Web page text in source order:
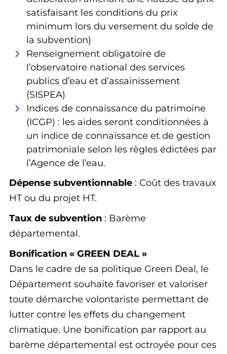
satisfaisant les conditions du prix
minimum lors du versement du solde de
la subvention)
Renseignement obligatoire de
l’observatoire national des services
publics d’eau et d’assainissement
(SISPEA)
Indices de connaissance du patrimoine
(ICGP) : les aides seront conditionnées à
un indice de connaissance et de gestion
patrimoniale selon les règles édictées par
l’Agence de l’eau.
Dépense subventionnable : Coût des travaux
HT ou du projet HT.
Taux de subvention : Barème
départemental.
Bonification « GREEN DEAL »
Dans le cadre de sa politique Green Deal, le
Département souhaite favoriser et valoriser
toute démarche volontariste permettant de
lutter contre les effets du changement
climatique. Une bonification par rapport au
barème départemental est octroyée pour ces